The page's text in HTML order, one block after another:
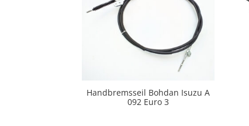
Handbremsseil Bohdan Isuzu A
092 Euro 3